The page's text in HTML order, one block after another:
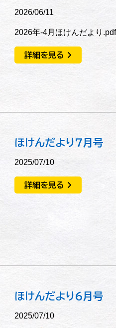
2026/06/11
2026年-4月ほけんだより
詳細を見る
ほけんだより７月号
2025/07/10
詳細を見る
ほけんだより６月号
2025/07/10